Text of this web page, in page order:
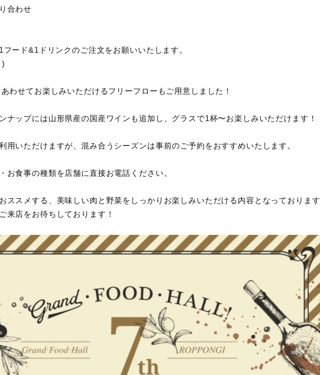
合わせ
ード&1ドリンクのご注文をお願いいたします。
)
わせてお楽しみいただけるフリーフローもご用意しました！
ナップには山形県産の国産ワインも追加し、グラスで1杯〜お楽しみいただけます！
用いただけますが、混み合うシーズンは事前のご予約をおすすめいたします。
お食事の種類を店舗に直接お電話ください。
ススメする、美味しい肉と野菜をしっかりお楽しみいただける内容となっております
来店をお待ちしております！